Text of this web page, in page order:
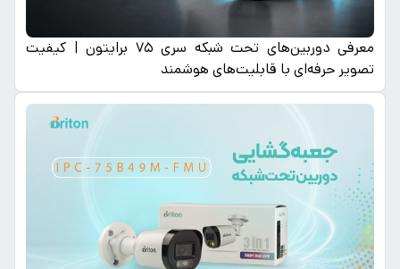
معرفی دوربین‌های تحت شبکه سری ۷۵ برایتون | کیفیت
تصویر حرفه‌ای با قابلیت‌های هوشمند